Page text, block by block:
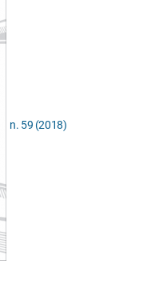
n. 59 (2018)